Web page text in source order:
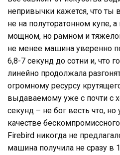
непривычки кажется, что ты
не на полуторатонном купе,
мощном, но рамном и
не менее машина уверенно
6,8-7 секунд до сотни и, что
линейно продолжала
огромному ресурсу
выдаваемому уже с почти с
секунд – не бог весть что,
качестве
Firebird никогда не
машина получила не сразу в